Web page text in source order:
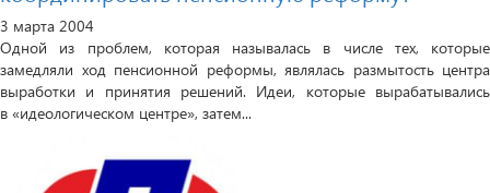
3 марта 2004
Одной из проблем, которая называлась в числе тех, которые
замедляли ход пенсионной реформы, являлась размытость центра
выработки и принятия решений. Идеи, которые вырабатывались
в «идеологическом центре», затем...